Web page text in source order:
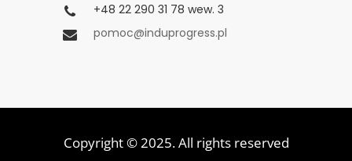
+48 22 290 31 78 wew. 3
pomoc@induprogress.pl
Copyright © 2025. All rights reserved